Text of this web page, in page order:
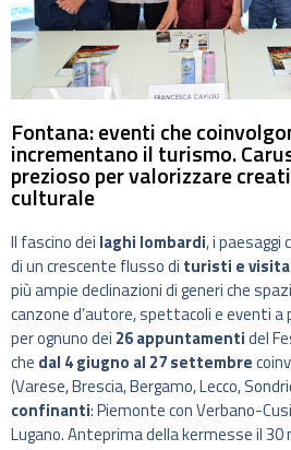
Fontana: eventi che
incrementano il turismo.
prezioso per valorizzare
culturale
Il fascino dei laghi lombardi, i paesaggi
di un crescente flusso di turisti e
più ampie declinazioni di generi che
canzone d’autore, spettacoli e eventi
per ognuno dei 26 appuntamentidel
che dal 4 giugno al 27 settembre
(Varese, Brescia, Bergamo, Lecco,
confinanti: Piemonte con Verbano-
Lugano. Anteprima della kermesse il 30